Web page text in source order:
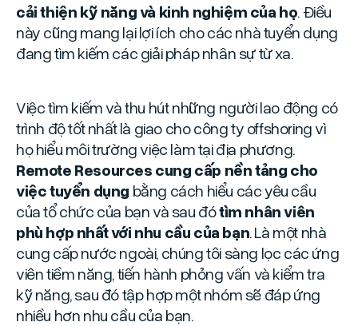
cải thiện kỹ năng và kinh nghiệm của họ. Điều
này cũng mang lại lợi ích cho các nhà tuyển dụng
đang tìm kiếm các giải pháp nhân sự từ xa.
Việc tìm kiếm và thu hút những người lao động có
trình độ tốt nhất là giao cho công ty offshoring vì
họ hiểu môi trường việc làm tại địa phương.
Remote Resources cung cấp nền tảng cho
việc tuyển dụng bằng cách hiểu các yêu cầu
của tổ chức của bạn và sau đótìm nhân viên
phù hợp nhất với nhu cầu của bạn. Là một nhà
cung cấp nước ngoài, chúng tôi sàng lọc các ứng
viên tiềm năng, tiến hành phỏng vấn và kiểm tra
kỹ năng, sau đó tập hợp một nhóm sẽ đáp ứng
nhiều hơn nhu cầu của bạn.